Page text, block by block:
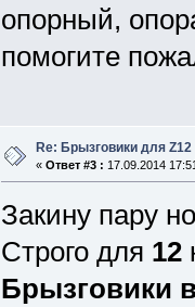
опорный,
помогите
Re: Брызговики для Z12
« Ответ #3 : 17.09.2014
Закину пару
Строго для 12
Брызговики